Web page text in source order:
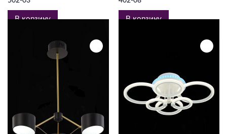
В корзину В корзину